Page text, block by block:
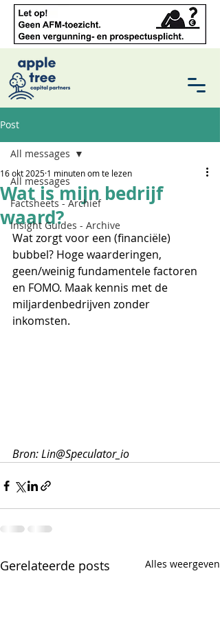
Post
All messages
Factsheets - Archief
Insight Guides - Archive
All messages
Wat is mijn bedrijf
waard?
16 okt 2025 1 minuten om te lezen
Wat zorgt voor een (financiële)
bubbel? Hoge waarderingen,
geen/weinig fundamentele factoren
en FOMO. Maak kennis met de
miljardenbedrijven zonder
inkomsten.
Bron: Lin@Speculator_io
Gerelateerde posts Alles weergeven